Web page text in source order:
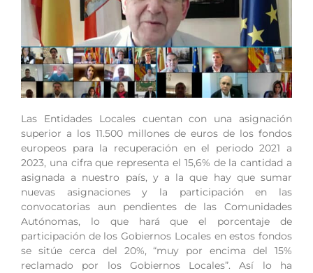
Las Entidades Locales cuentan con una asignación
superior a los 11.500 millones de euros de los fondos
europeos para la recuperación en el periodo 2021 a
2023, una cifra que representa el 15,6% de la cantidad a
asignada a nuestro país, y a la que hay que sumar
nuevas asignaciones y la participación en las
convocatorias aun pendientes de las Comunidades
Autónomas, lo que hará que el porcentaje de
participación de los Gobiernos Locales en estos fondos
se sitúe cerca del 20%, “muy por encima del 15%
reclamado por los Gobiernos Locales”. Así lo ha